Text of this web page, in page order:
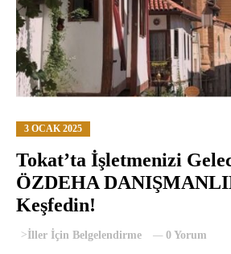
3 OCAK 2025
Tokat’ta İşletmenizi
ÖZDEHA
Keşfedin!
>İller İçin Belgelendirme 0 Yorum